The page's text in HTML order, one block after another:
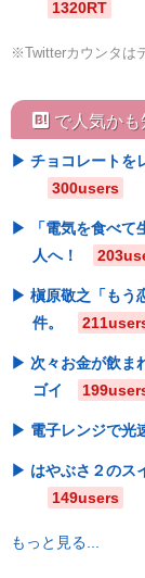
1320RT
※Twitterカウンタは
hatebu で人気か
チョコレートを
300users
「電気を食べ
人へ！
槇原敬之「もう
件。
次々お金が飲ま
ゴイ
電子レンジで光
はやぶさ２のス
149users
もっと見る...